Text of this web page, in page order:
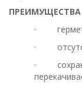
ПРЕИМУЩЕСТВА
·
·
·